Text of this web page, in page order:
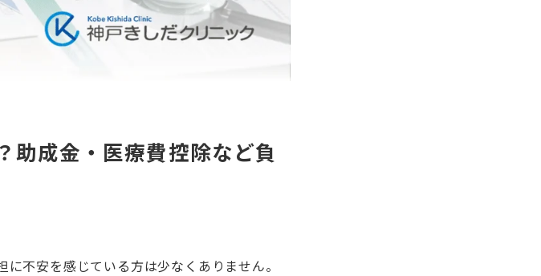
助成金・医療費控除など負
不安を感じている方は少なくありません。